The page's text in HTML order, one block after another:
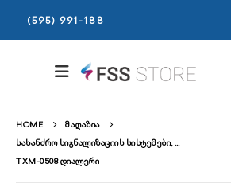
(595) 991-188
HOME
ᲛᲐᲦᲐᲖᲘᲐ
ᲡᲐᲮᲐᲜᲫᲠᲝ ᲡᲘᲒᲜᲐᲚᲘᲖᲐᲪᲘᲘᲡ ᲡᲘᲡᲢᲔᲛᲔᲑᲘ,
ᲐᲠᲐᲛᲘᲡᲐᲛᲐᲠᲗᲣᲚᲘ ᲛᲝᲓᲣᲚᲔᲑᲘ ᲓᲐ ᲐᲥᲡᲔᲡᲣᲐᲠᲔᲑᲘ
TXM-0508 ᲓᲘᲐᲚᲔᲠᲘ